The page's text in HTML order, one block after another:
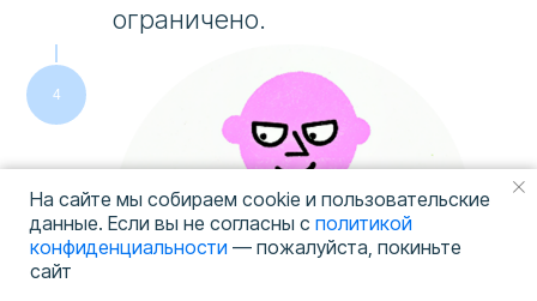
На сайте мы собираем cookie и пользовательские
данные. Если вы не согласны с политикой
конфиденциальности — пожалуйста, покиньте
сайт
ограничено.